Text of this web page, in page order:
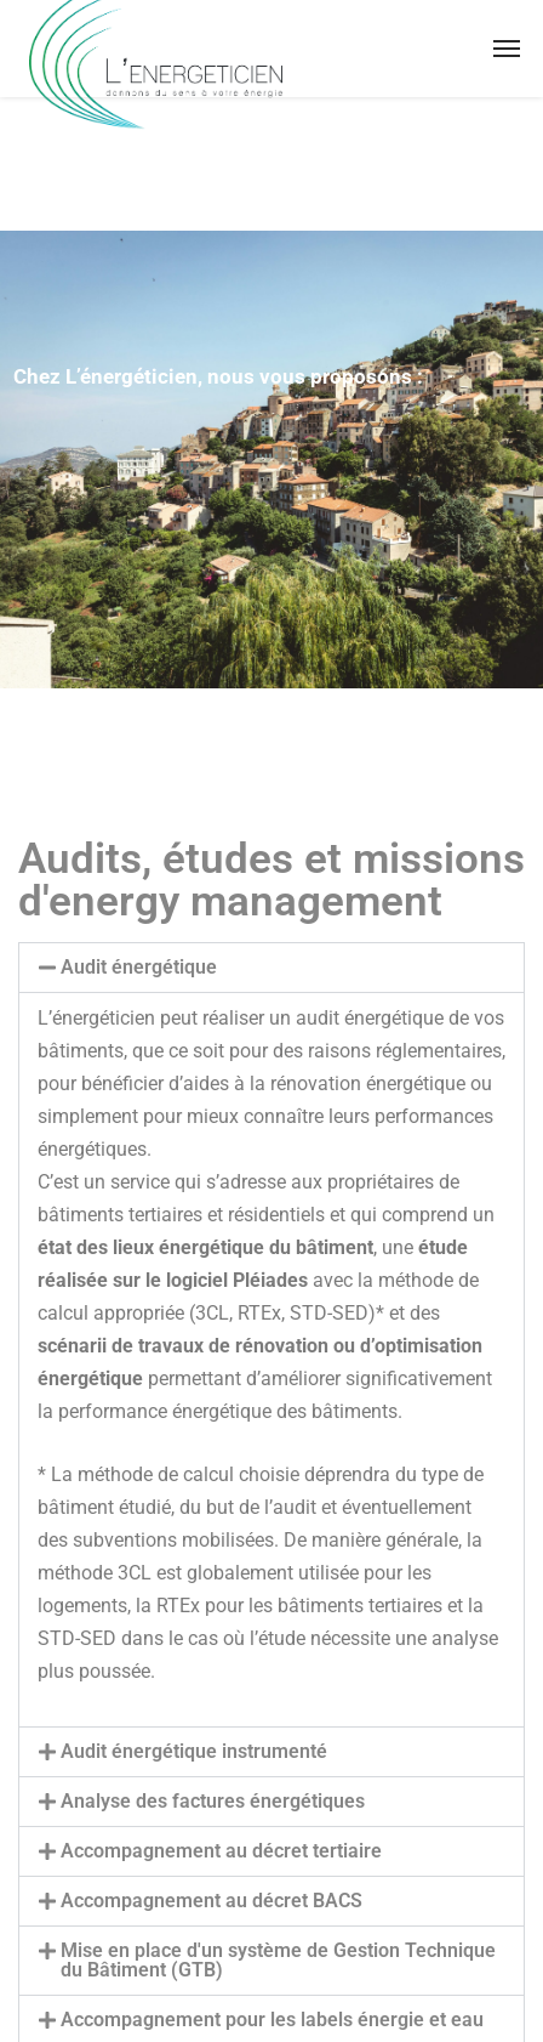
Chez L’énergéticien, nous vous proposons :
Audits, études et missions
d'energy management
Audit énergétique
L’énergéticien peut réaliser un audit énergétique de vos
bâtiments, que ce soit pour des raisons réglementaires,
pour bénéficier d’aides à la rénovation énergétique ou
simplement pour mieux connaître leurs performances
énergétiques.
C’est un service qui s’adresse aux propriétaires de
bâtiments tertiaires et résidentiels et qui comprend un
état des lieux énergétique du bâtiment, une étude
réalisée sur le logiciel Pléiades avec la méthode de
calcul appropriée (3CL, RTEx, STD-SED)* et des
scénarii de travaux de rénovation ou d’optimisation
énergétique permettant d’améliorer significativement
la performance énergétique des bâtiments.
* La méthode de calcul choisie déprendra du type de
bâtiment étudié, du but de l’audit et éventuellement
des subventions mobilisées. De manière générale, la
méthode 3CL est globalement utilisée pour les
logements, la RTEx pour les bâtiments tertiaires et la
STD-SED dans le cas où l’étude nécessite une analyse
plus poussée.
Audit énergétique instrumenté
Analyse des factures énergétiques
Accompagnement au décret tertiaire
Accompagnement au décret BACS
Mise en place d'un système de Gestion Technique
du Bâtiment (GTB)
Accompagnement pour les labels énergie et eau